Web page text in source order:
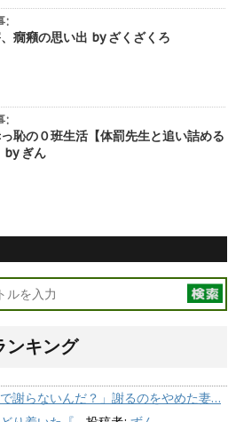
:
癇癪の思い出 by ざくざくろ
:
恥の０班生活【体罰先生と追い詰める
ぎん
ンキング
で謝らないんだ？」謝るのをやめた妻…